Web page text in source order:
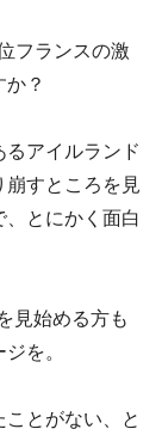
フランスの激
？
アイルランド
崩すところを見
とにかく面白
見始める方も
を。
とがない、と